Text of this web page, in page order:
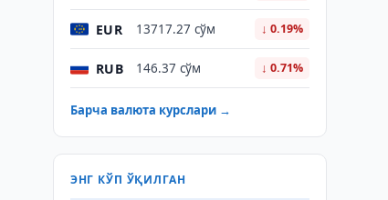
EUR 13717.27 сўм ↓ 0.19%
RUB 146.37 сўм ↓ 0.71%
Барча валюта курслари →
ЭНГ КЎП ЎҚИЛГАН